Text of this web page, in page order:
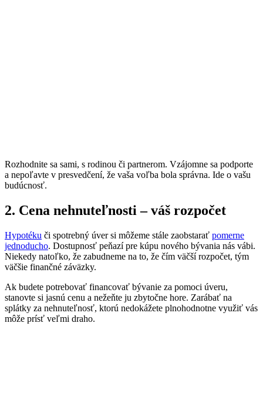
Rozhodnite sa sami, s rodinou či partnerom. Vzájomne sa podporte
a nepoľavte v presvedčení, že vaša voľba bola správna. Ide o vašu
budúcnosť.
2. Cena nehnuteľnosti – váš rozpočet
Hypotéku či spotrebný úver si môžeme stále zaobstarať pomerne
jednoducho. Dostupnosť peňazí pre kúpu nového bývania nás vábi.
Niekedy natoľko, že zabudneme na to, že čím väčší rozpočet, tým
väčšie finančné záväzky.
Ak budete potrebovať financovať bývanie za pomoci úveru,
stanovte si jasnú cenu a nežeňte ju zbytočne hore. Zarábať na
splátky za nehnuteľnosť, ktorú nedokážete plnohodnotne využiť vás
môže prísť veľmi draho.